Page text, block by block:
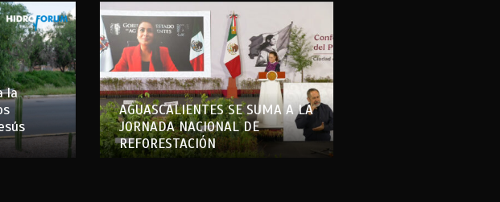
la
AGUASCALIENTES SE SUMA A LA
JORNADA NACIONAL DE
REFORESTACIÓN